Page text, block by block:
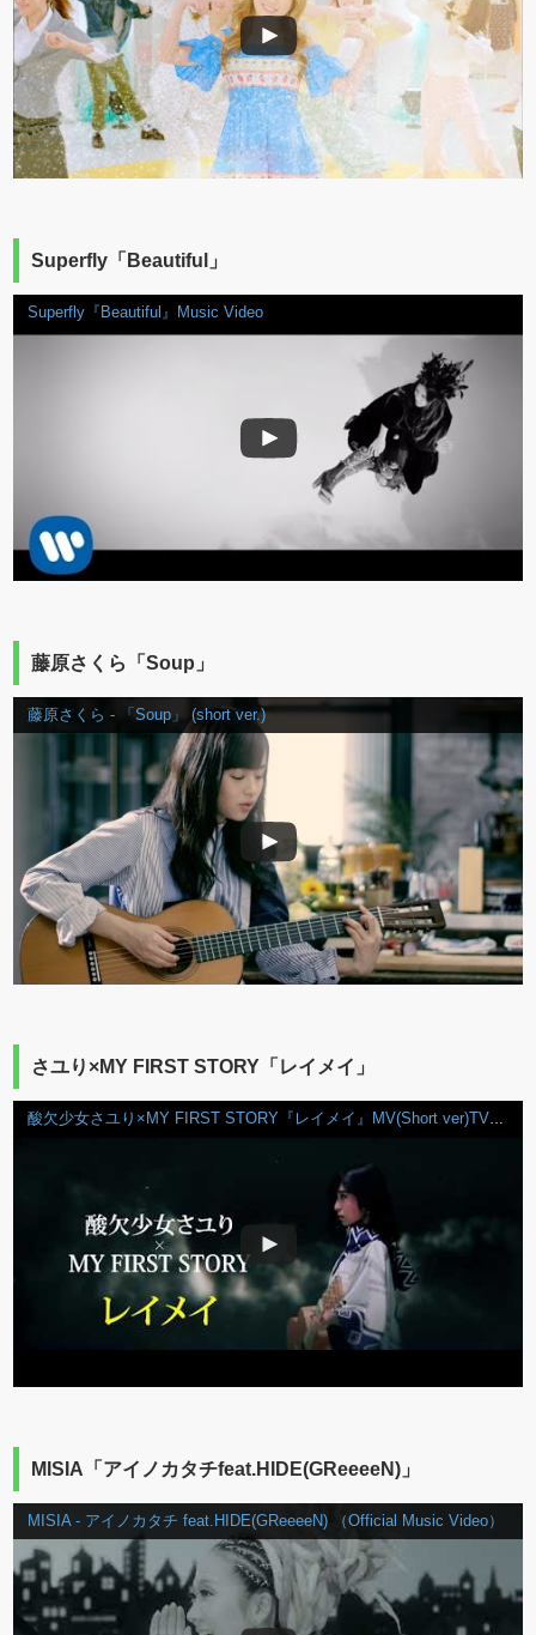
Superfly「Beautiful」
Superfly『Beautiful』Music Video
藤原さくら「Soup」
藤原さくら - 「Soup」 (short ver.)
さユり×MY FIRST STORY「レイメイ」
MISIA「アイノカタチfeat.HIDE(GReeeeN)」
MISIA - アイノカタチ feat.HIDE(GReeeeN) （Official Music Video）